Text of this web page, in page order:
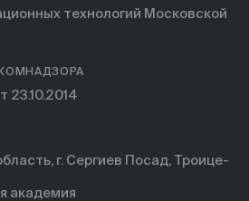
технологий Московской
23.10.2014
г. Сергиев Посад, Троице-
академия